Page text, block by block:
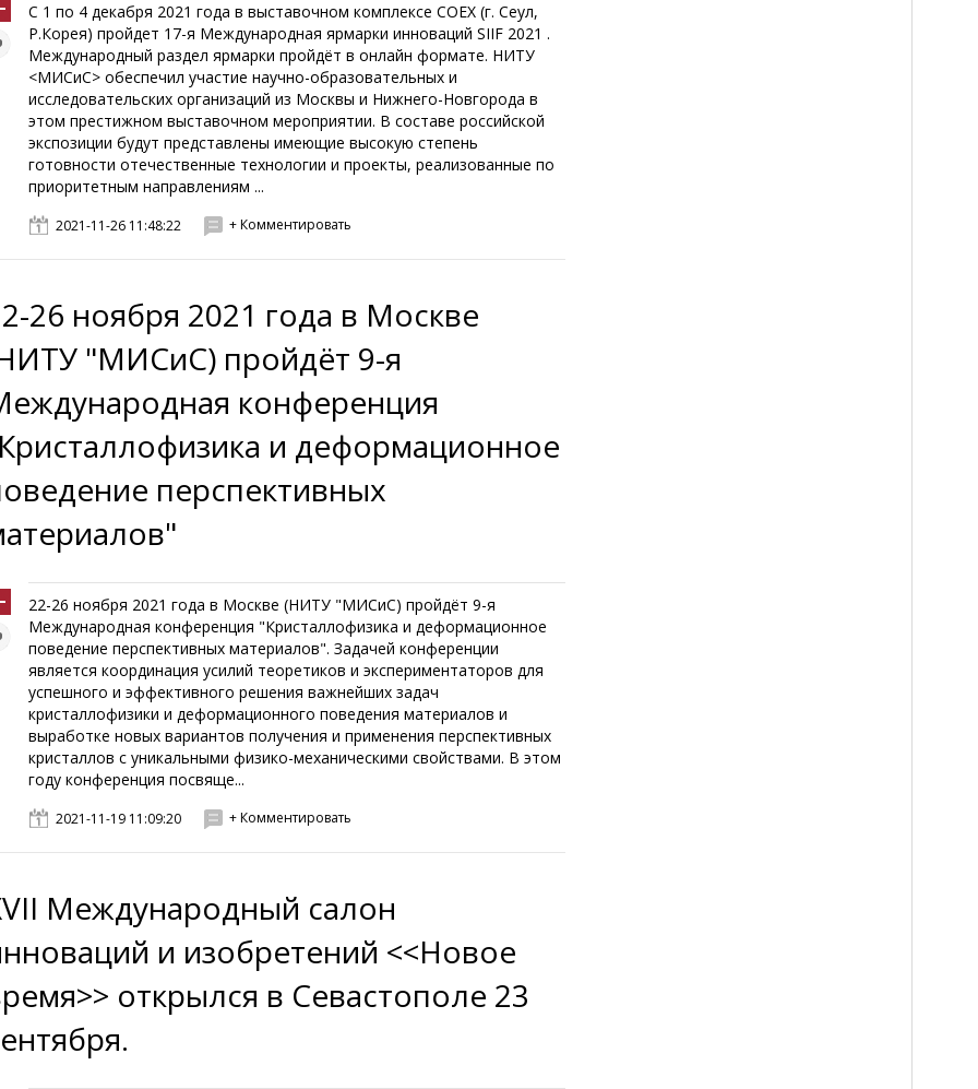
С 1 по 4 декабря 2021 года в выставочном комплексе COEX (г. Сеул,
Р.Корея) пройдет 17-я Международная ярмарки инноваций SIIF 2021 .
Международный раздел ярмарки пройдёт в онлайн формате. НИТУ
<МИСиС> обеспечил участие научно-образовательных и
исследовательских организаций из Москвы и Нижнего-Новгорода в
этом престижном выставочном мероприятии. В составе российской
экспозиции будут представлены имеющие высокую степень
готовности отечественные технологии и проекты, реализованные по
приоритетным направлениям ...
2021-11-26 11:48:22 + Комментировать
26 ноября 2021 года в Москве
"МИСиС) пройдёт 9-я
конференция
и деформационное
перспективных
22-26 ноября 2021 года в Москве (НИТУ "МИСиС) пройдёт 9-я
Международная конференция "Кристаллофизика и деформационное
поведение перспективных материалов". Задачей конференции
является координация усилий теоретиков и экспериментаторов для
успешного и эффективного решения важнейших задач
кристаллофизики и деформационного поведения материалов и
выработке новых вариантов получения и применения перспективных
кристаллов с уникальными физико-механическими свойствами. В этом
году конференция посвяще...
2021-11-19 11:09:20 + Комментировать
Международный салон
и изобретений <<Новое
открылся в Севастополе 23